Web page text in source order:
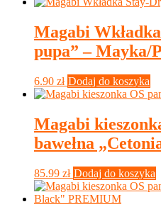
Magabi
pupa” – Mayka/
6.90 zł Dodaj do koszyka
Magabi
bawełna
85.99 zł Dodaj do koszyka